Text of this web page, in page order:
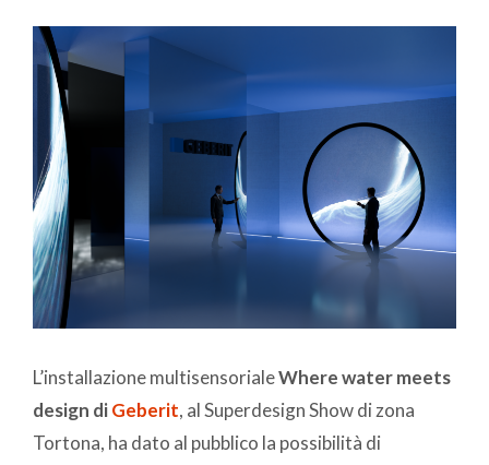
L’installazione multisensorialeWhere water meets
design diGeberit, al Superdesign Show di zona
Tortona, ha dato al pubblico la possibilità di